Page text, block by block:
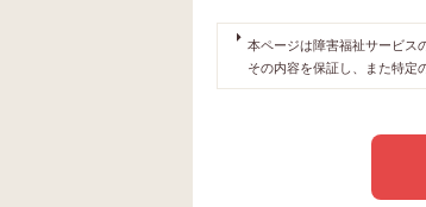
本ページは障害福祉サービス
その内容を保証し、また特定